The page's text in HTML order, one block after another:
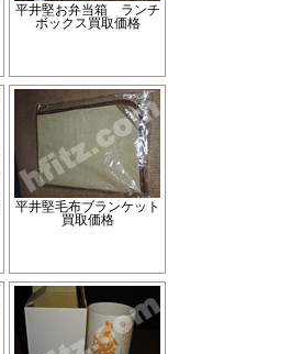
平井堅お弁当箱 ランチ
ボックス買取価格
平井堅毛布ブランケット
買取価格